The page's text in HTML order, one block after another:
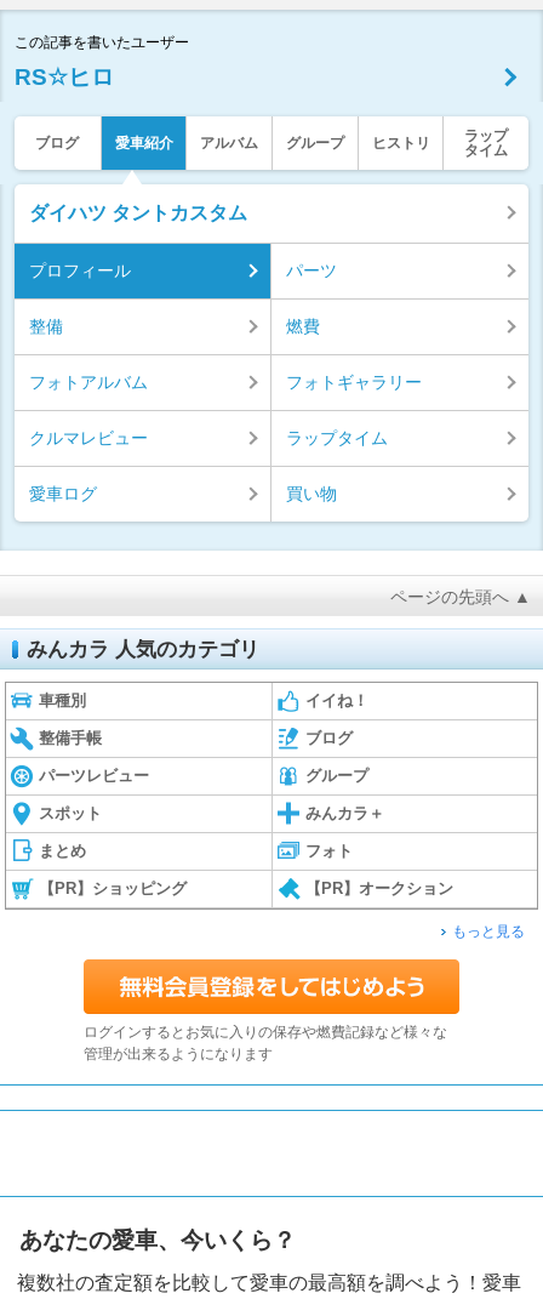
この記事を書いたユーザー
RS☆ヒロ
ブログ 愛車紹介 アルバム グループ ヒストリ
ラップ
タイム
ダイハツ タントカスタム
プロフィール パーツ
整備 燃費
フォトアルバム フォトギャラリー
クルマレビュー ラップタイム
愛車ログ 買い物
ページの先頭へ ▲
みんカラ 人気のカテゴリ
車種別 イイね！
整備手帳 ブログ
パーツレビュー グループ
スポット みんカラ＋
まとめ フォト
【PR】ショッピング 【PR】オークション
もっと見る
ログインするとお気に入りの保存や燃費記録など様々な
管理が出来るようになります
あなたの愛車、今いくら？
複数社の査定額を比較して愛車の最高額を調べよう！愛車